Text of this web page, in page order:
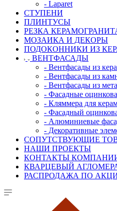
- Laparet
СТУПЕНИ
ПЛИНТУСЫ
РЕЗКА
МОЗАИКА И ДЕКОРЫ
ПОДОКОННИКИ ИЗ
ВЕНТФАСАДЫ
- Вентфасады из
- Вентфасады из
- Вентфасады из
- Фасадные
- Кляммера для
- Фасадный
- Алюминиевые
- Декоративные
СОПУТСТВУЮЩИЕ
НАШИ ПРОЕКТЫ
КОНТАКТЫ
КВАРЦЕВЫЙ
РАСПРОДАЖА ПО